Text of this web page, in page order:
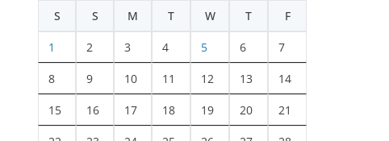
S
S M T W T F
1 2 3 4 5 6 7
8 9 10 11 12 13 14
15 16 17 18 19 20 21